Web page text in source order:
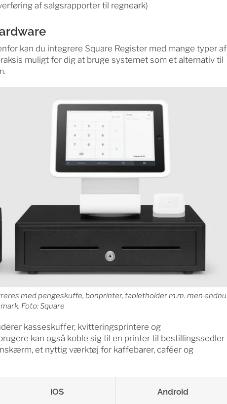
af salgsrapporter til regneark)
kan du integrere Square Register med mange typer af
muligt for dig at bruge systemet som et alternativ til
med pengeskuffe, bonprinter, tabletholder m.m. men endnu
Foto: Square
kasseskuffer, kvitteringsprintere og
kan også koble sig til en printer til bestillingssedler
et nyttig værktøj for kaffebarer, caféer og
iOS Android